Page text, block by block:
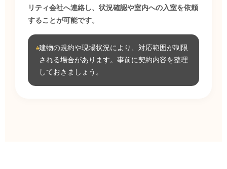
リティ会社へ連絡し、状況確認や室内への入室を依頼
することが可能です。
建物の規約や現場状況により、対応範囲が制限
される場合があります。事前に契約内容を整理
しておきましょう。